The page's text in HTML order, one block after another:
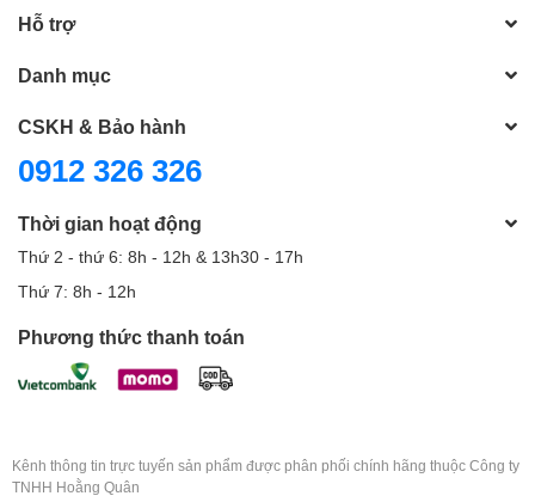
Hỗ trợ
Danh mục
CSKH & Bảo hành
0912 326 326
Thời gian hoạt động
Thứ 2 - thứ 6: 8h - 12h & 13h30 - 17h
Thứ 7: 8h - 12h
Phương thức thanh toán
Kênh thông tin trực tuyến sản phẩm được phân phối chính hãng thuộc Công ty
TNHH Hoằng Quân